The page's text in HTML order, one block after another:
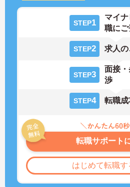
STEP1
マイ
職に
STEP2 求人
STEP3
面接
渉
STEP4 転職成
転職サポート
はじめて転職す